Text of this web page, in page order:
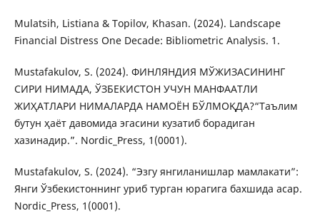
Mulatsih, Listiana & Topilov, Khasan. (2024). Landscape
Financial Distress One Decade: Bibliometric Analysis. 1.
Mustafakulov, S. (2024). ФИНЛЯНДИЯ МЎЖИЗАСИНИНГ
СИРИ НИМАДА, ЎЗБЕКИСТОН УЧУН МАНФААТЛИ
ЖИҲАТЛАРИ НИМАЛАРДА НАМОЁН БЎЛМОҚДА?“Таълим
бутун ҳаёт давомида эгасини кузатиб борадиган
хазинадир.”. Nordic_Press, 1(0001).
Mustafakulov, S. (2024). “Эзгу янгиланишлар мамлакати”:
Янги Ўзбекистоннинг уриб турган юрагига бахшида асар.
Nordic_Press, 1(0001).